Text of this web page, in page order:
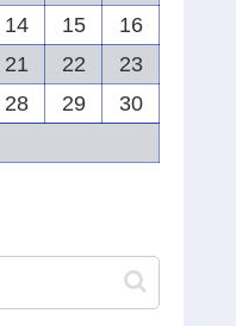
14 15
16
21 22
23
28 29
30